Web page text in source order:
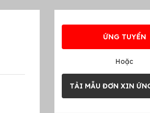
ỨNG TUYỂN
Hoặc
TẢI MẪU ĐƠN XIN